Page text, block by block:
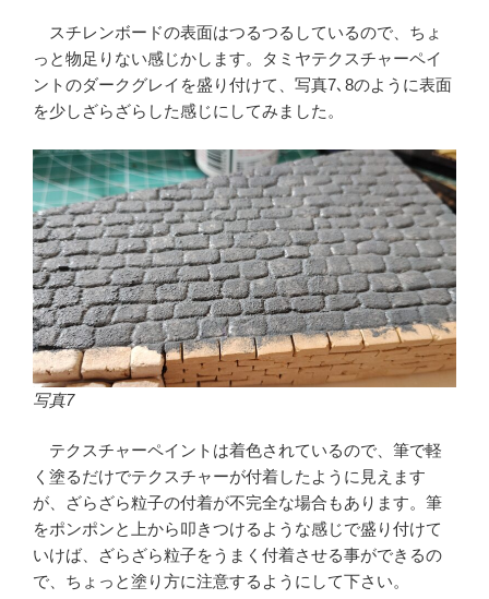
スチレンボードの表面はつるつるしているので、ちょ
っと物足りない感じかします。タミヤテクスチャーペイ
ントのダークグレイを盛り付けて、写真7､8のように表面
を少しざらざらした感じにしてみました。
写真7
テクスチャーペイントは着色されているので、筆で軽
く塗るだけでテクスチャーが付着したように見えます
が、ざらざら粒子の付着が不完全な場合もあります。筆
をポンポンと上から叩きつけるような感じで盛り付けて
いけば、ざらざら粒子をうまく付着させる事ができるの
で、ちょっと塗り方に注意するようにして下さい。